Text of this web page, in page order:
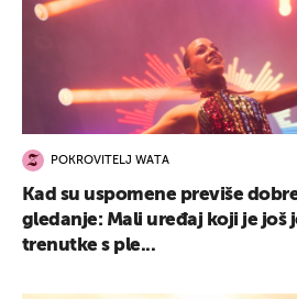
POKROVITELJ WATA
Kad su uspomene previše
gledanje: Mali uređaj koji je još
trenutke s ple...